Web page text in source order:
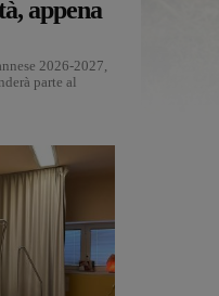
appena
2026-2027,
parte al